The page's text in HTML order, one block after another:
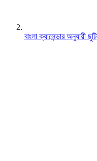
বাংলা ক্যালেন্ডার অনুযায়ী ছুটি